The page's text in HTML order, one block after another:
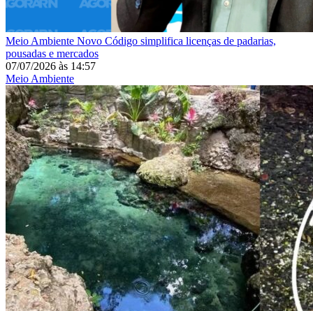
Meio Ambiente Novo Código simplifica licenças de padarias,
pousadas e mercados
07/07/2026 às 14:57
Meio Ambiente